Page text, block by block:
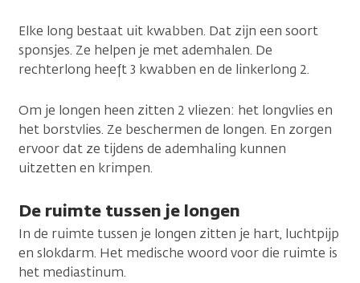
Elke long bestaat uit kwabben. Dat zijn een soort
sponsjes. Ze helpen je met ademhalen. De
rechterlong heeft 3 kwabben en de linkerlong 2.
Om je longen heen zitten 2 vliezen: het longvlies en
het borstvlies. Ze beschermen de longen. En zorgen
ervoor dat ze tijdens de ademhaling kunnen
uitzetten en krimpen.
De ruimte tussen je longen
In de ruimte tussen je longen zitten je hart, luchtpijp
en slokdarm. Het medische woord voor die ruimte is
het mediastinum.